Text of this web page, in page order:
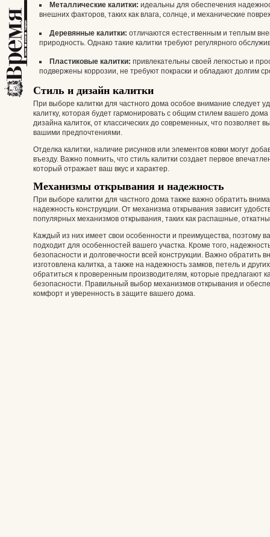
Металлические калитки: идеальны для обеспечения
внешних факторов, таких как влага, солнце, и механические
Деревянные калитки: отличаются естественным и теплым
природность. Однако такие калитки требуют регулярного
Пластиковые калитки: привлекательны своей легкостью и
подвержены коррозии, не требуют покраски и обладают долгим
Стиль и дизайн калитки
При выборе калитки для частного дома особое внимание следует
калитку, которая будет гармонировать с общим стилем вашего
дизайна калиток, от классических до современных, что позволяет
вашими предпочтениями.
Отделка калитки, наличие рисунков или элементов ковки могут
въезду. Важно помнить, что стиль калитки создает первое
который отражает ваш вкус и характер.
Механизмы открывания и надежность
При выборе калитки для частного дома также важно обратить
надежность конструкции. От механизма открывания зависит
популярных механизмов открывания, таких как распашные,
Каждый из них имеет свои особенности и преимущества, поэтому
подходит для особенностей вашего участка. Кроме того,
безопасности и долговечности всей конструкции. Важно обратить
изготовлена калитка, а также на надежность замков, петель и
обратиться к проверенным производителям, которые предлагают
безопасности. Правильный выбор механизмов открывания и
комфорт и уверенность в защите вашего дома.